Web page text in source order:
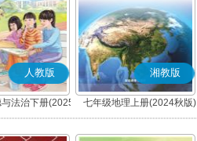
人教版
法治下册(2025
)(部编版)
湘教版
七年级地理上册(2024秋版)